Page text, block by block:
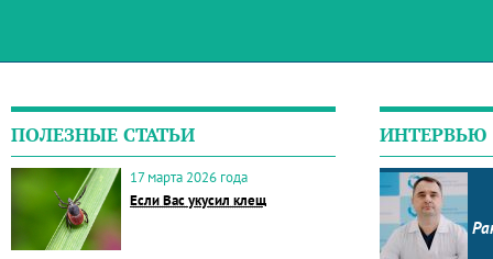
ПОЛЕЗНЫЕ СТАТЬИ
17 марта 2026 года
Если Вас укусил клещ
ИНТЕРВЬЮ